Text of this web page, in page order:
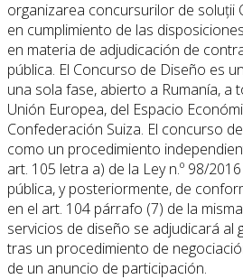
organizarea concursurilor de soluții
en cumplimiento de las
en materia de adjudicación de
pública. El Concurso de Diseño es
una sola fase, abierto a Rumanía, a
Unión Europea, del Espacio
Confederación Suiza. El concurso
como un procedimiento
art. 105 letra a) de la Ley n.º 98/
pública, y posteriormente, de
en el art. 104 párrafo (7) de la
servicios de diseño se adjudicará al
tras un procedimiento de
de un anuncio de participación.